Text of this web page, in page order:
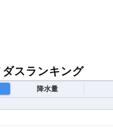
スランキング
降水量